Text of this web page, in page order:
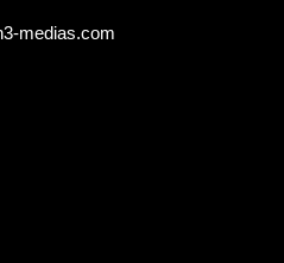
medias.com